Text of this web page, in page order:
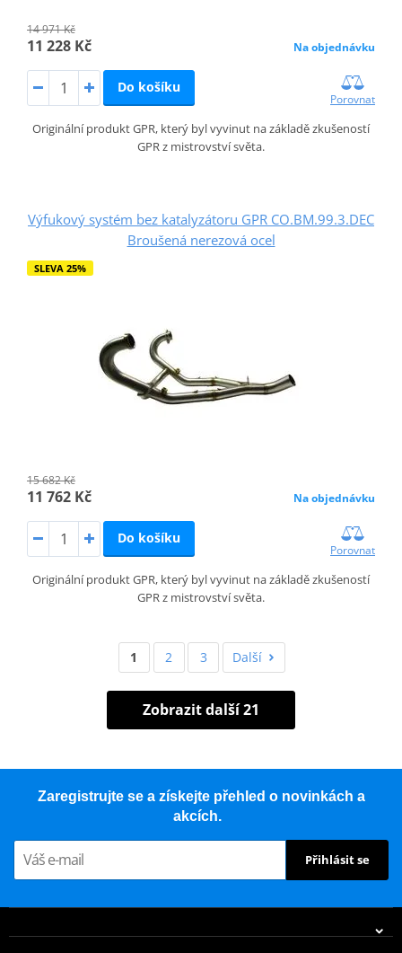
14 971 Kč
11 228 Kč Na objednávku
Do košíku
Porovnat
Originální produkt GPR, který byl vyvinut na základě zkušeností
GPR z mistrovství světa.
Výfukový systém bez katalyzátoru GPR CO.BM.99.3.DEC
Broušená nerezová ocel
SLEVA 25%
15 682 Kč
11 762 Kč Na objednávku
Do košíku
Porovnat
Originální produkt GPR, který byl vyvinut na základě zkušeností
GPR z mistrovství světa.
1 2 3 Další
Zobrazit další 21
Zaregistrujte se a získejte přehled o novinkách a
akcích.
Přihlásit se